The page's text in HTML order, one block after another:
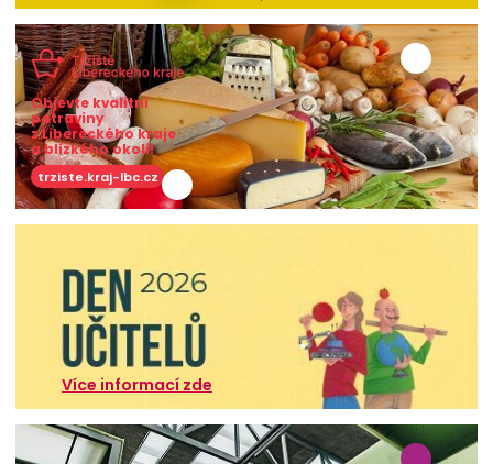
Objevte kvalitní
potraviny
z Libereckého kraje
a blízkého okolí!
trziste.kraj-lbc.cz
Více informací zde